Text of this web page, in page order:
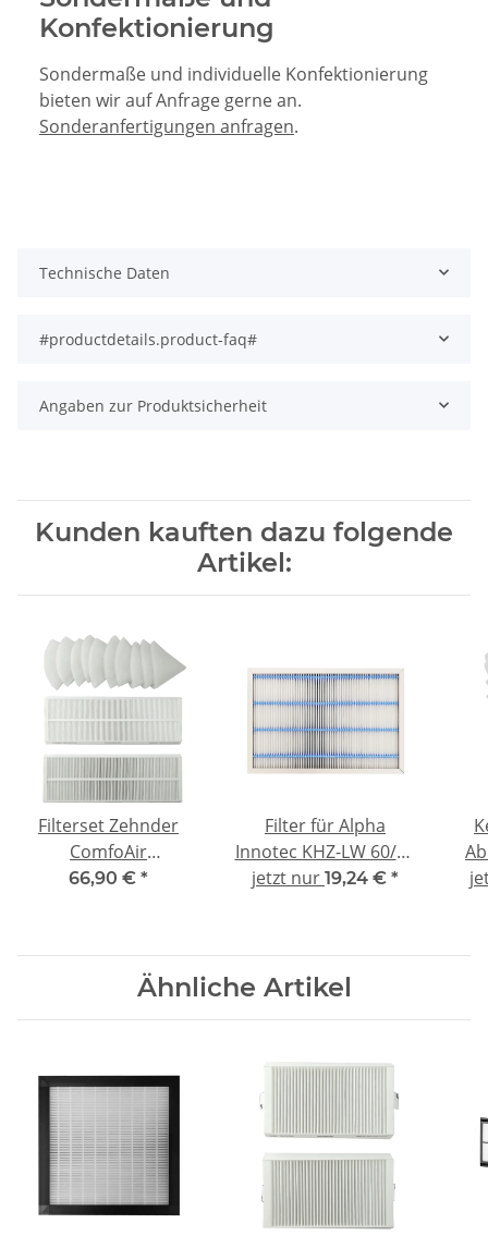
Konfektionierung
Sondermaße und individuelle Konfektionierung
bieten wir auf Anfrage gerne an.
Sonderanfertigungen anfragen.
Technische Daten
#productdetails.product-faq#
Angaben zur Produktsicherheit
Kunden kauften dazu folgende
Artikel:
Filterset Zehnder
ComfoAir
Q350/450/600 - F7/G4
66,90 € *
Filter für Alpha
Innotec KHZ-LW 60/80
- kompatibel F7
jetzt nur 19,24 € *
Ähnliche Artikel